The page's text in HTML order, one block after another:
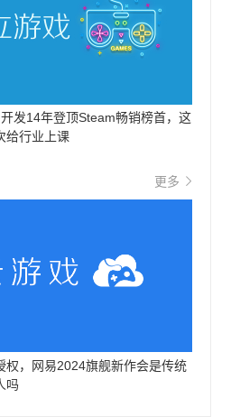
发14年登顶Steam畅销榜首，这
给行业上课
更多
权，网易2024旗舰新作会是传统
吗